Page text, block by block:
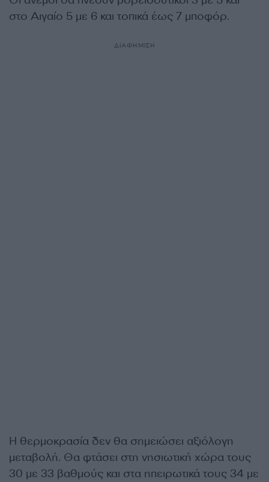
στο Αιγαίο 5 με 6 και τοπικά έως 7 μποφόρ.
ΔΙΑΦΗΜΙΣΗ
Η θερμοκρασία δεν θα σημειώσει αξιόλογη
μεταβολή. Θα φτάσει στη νησιωτική χώρα τους
30 με 33 βαθμούς και στα ηπειρωτικά τους 34 με